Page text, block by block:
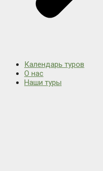
Календарь туров
О нас
Наши туры